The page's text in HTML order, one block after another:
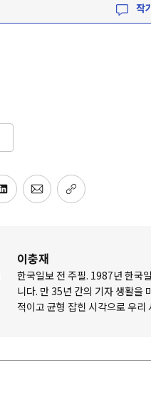
작
이충재
한국일보 전 주필. 1987년 한국
니다. 만 35년 간의 기자 생활을
적이고 균형 잡힌 시각으로 우